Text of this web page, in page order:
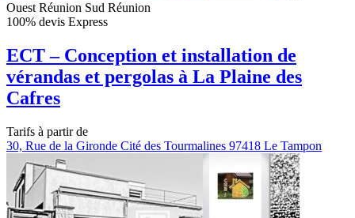
Ouest Réunion Sud Réunion
100% devis Express
ECT – Conception et installation de
vérandas et pergolas à La Plaine des
Cafres
Tarifs à partir de
30, Rue de la Gironde Cité des Tourmalines 97418 Le Tampon